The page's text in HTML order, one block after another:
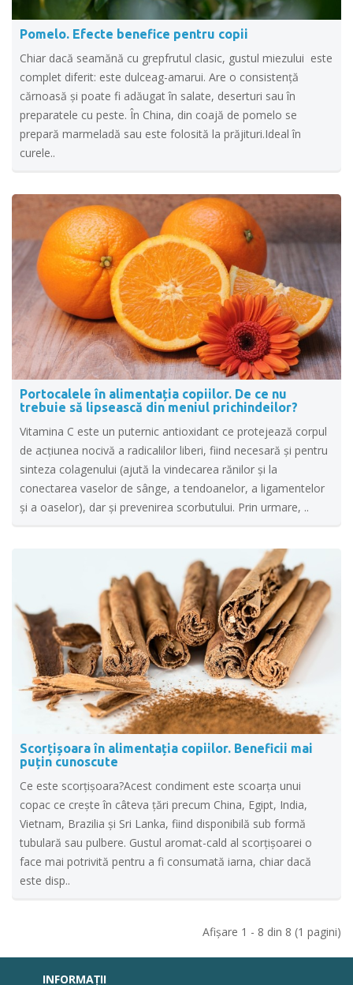
Pomelo. Efecte benefice pentru copii
Chiar dacă seamănă cu grepfrutul clasic, gustul miezului este
complet diferit: este dulceag-amarui. Are o consistenţă
cărnoasă şi poate fi adăugat în salate, deserturi sau în
preparatele cu peste. În China, din coajă de pomelo se
prepară marmeladă sau este folosită la prăjituri.Ideal în
curele..
Portocalele în alimentația copiilor. De ce nu
trebuie să lipsească din meniul prichindeilor?
Vitamina C este un puternic antioxidant ce protejează corpul
de acţiunea nocivă a radicalilor liberi, fiind necesară şi pentru
sinteza colagenului (ajută la vindecarea rănilor şi la
conectarea vaselor de sânge, a tendoanelor, a ligamentelor
şi a oaselor), dar şi prevenirea scorbutului. Prin urmare, ..
Scorțișoara în alimentația copiilor. Beneficii mai
puțin cunoscute
Ce este scorțișoara?Acest condiment este scoarța unui
copac ce crește în câteva țări precum China, Egipt, India,
Vietnam, Brazilia și Sri Lanka, fiind disponibilă sub formă
tubulară sau pulbere. Gustul aromat-cald al scorțișoarei o
face mai potrivită pentru a fi consumată iarna, chiar dacă
este disp..
Afişare 1 - 8 din 8 (1 pagini)
INFORMAŢII